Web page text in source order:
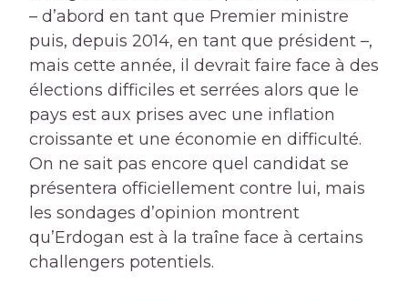
– d’abord en tant que Premier ministre
puis, depuis 2014, en tant que président –,
mais cette année, il devrait faire face à des
élections difficiles et serrées alors que le
pays est aux prises avec une inflation
croissante et une économie en difficulté.
On ne sait pas encore quel candidat se
présentera officiellement contre lui, mais
les sondages d’opinion montrent
qu’Erdogan est à la traîne face à certains
challengers potentiels.